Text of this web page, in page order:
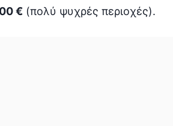
€ (πολύ ψυχρές περιοχές).